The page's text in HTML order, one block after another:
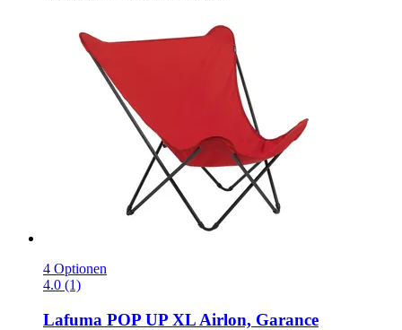
4 Optionen
4.0 (1)
Lafuma POP UP XL Airlon, Garance